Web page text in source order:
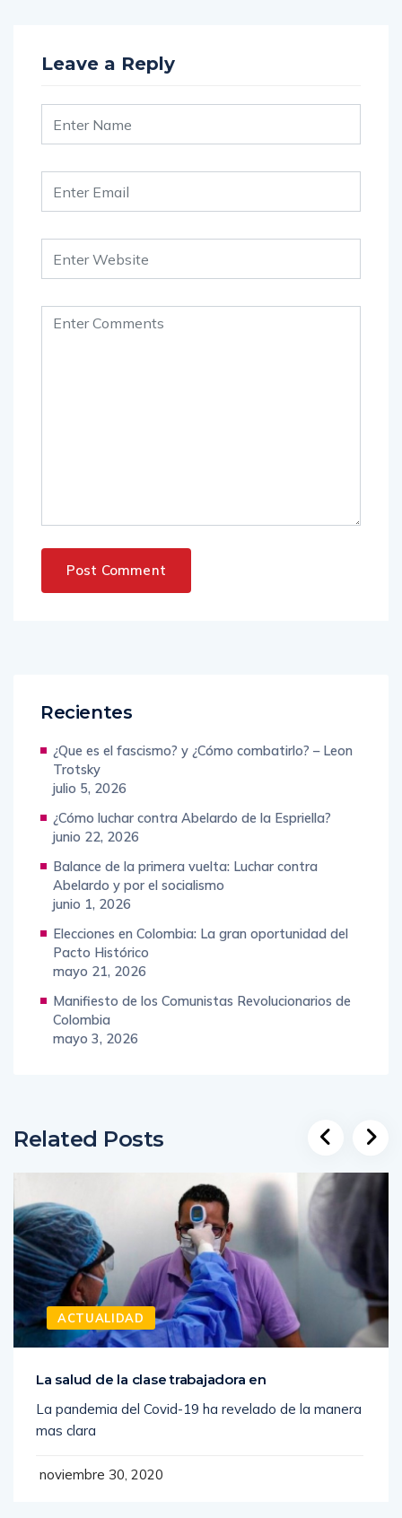
Leave a Reply
Recientes
¿Que es el fascismo? y ¿Cómo combatirlo? – Leon
Trotsky
julio 5, 2026
¿Cómo luchar contra Abelardo de la Espriella?
junio 22, 2026
Balance de la primera vuelta: Luchar contra
Abelardo y por el socialismo
junio 1, 2026
Elecciones en Colombia: La gran oportunidad del
Pacto Histórico
mayo 21, 2026
Manifiesto de los Comunistas Revolucionarios de
Colombia
mayo 3, 2026
Related Posts
ACTUALIDAD
La salud de la clase trabajadora en
La pandemia del Covid-19 ha revelado de la manera
mas clara
noviembre 30, 2020